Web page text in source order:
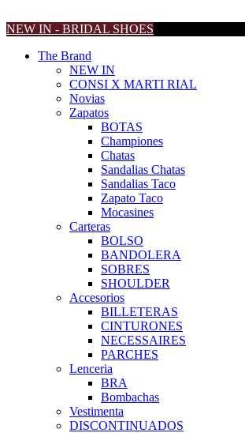
NEW IN - BRIDAL SHOES
The Brand
NEW IN
CONSI X MARTI RIAL
Novias
Zapatos
BOTAS
Championes
Chatas
Sandalias Chatas
Sandalias Taco
Zapato Taco
Mocasines
Carteras
BOLSO
BANDOLERA
SOBRES
SHOULDER
Accesorios
BILLETERAS
CINTURONES
NECESSAIRES
PARCHES
Lenceria
BRA
Bombachas
Vestimenta
DISCONTINUADOS